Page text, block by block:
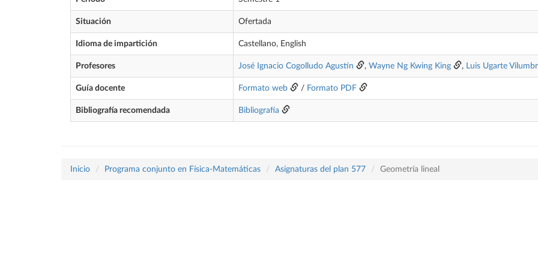
Situación Ofertada
Idioma de impartición Castellano, English
Profesores José Ignacio Cogolludo Agustín , Wayne Ng Kwing King , Luis Ugarte
Guía docente Formato web / Formato PDF
Bibliografía recomendada Bibliografía
Inicio Programa conjunto en Física-Matemáticas Asignaturas del plan 577 Geometría lineal